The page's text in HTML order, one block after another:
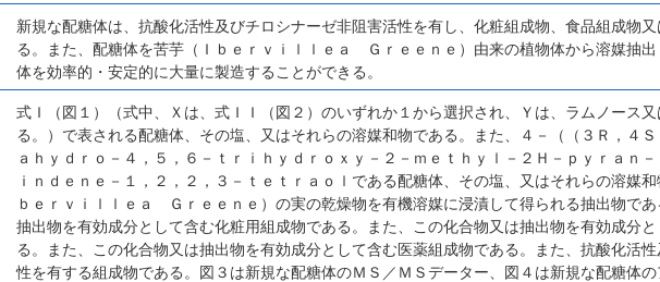
新規な配糖体は、抗酸化活性及びチロシナーゼ非阻害活性を有し、化粧組成物、食品組成物
る。また、配糖体を苦芋（Ｉｂｅｒｖｉｌｌｅａ Ｇｒｅｅｎｅ）由来の植物体から溶媒抽
体を効率的・安定的に大量に製造することができる。
式Ｉ（図１）（式中、Ｘは、式ＩＩ（図２）のいずれか１から選択され、Ｙは、ラムノース
る。）で表される配糖体、その塩、又はそれらの溶媒和物である。また、４－（（３Ｒ，４Ｓ
ａｈｙｄｒｏ－４，５，６－ｔｒｉｈｙｄｒｏｘｙ－２－ｍｅｔｈｙｌ－２Ｈ－ｐｙｒａｎ
ｉｎｄｅｎｅ－１，２，２，３－ｔｅｔｒａｏｌである配糖体、その塩、又はそれらの溶媒和
ｂｅｒｖｉｌｌｅａ Ｇｒｅｅｎｅ）の実の乾燥物を有機溶媒に浸漬して得られる抽出物で
抽出物を有効成分として含む化粧用組成物である。また、この化合物又は抽出物を有効成分
る。また、この化合物又は抽出物を有効成分として含む医薬組成物である。また、抗酸化活
性を有する組成物である。図３は新規な配糖体のＭＳ／ＭＳデーター、図４は新規な配糖体